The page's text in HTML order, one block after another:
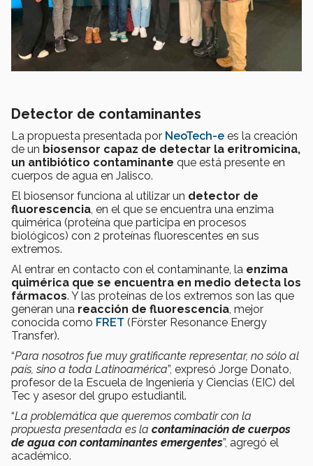
Detector de contaminantes
La propuesta presentada por NeoTech-e es la creación
de un biosensor capaz de detectar la eritromicina,
un antibiótico contaminante que está presente en
cuerpos de agua en Jalisco.
El biosensor funciona al utilizar un detector de
fluorescencia , en el que se encuentra una enzima
quimérica (proteína que participa en procesos
biológicos) con 2 proteínas fluorescentes en sus
extremos.
Al entrar en contacto con el contaminante, la enzima
quimérica que se encuentra en medio detecta los
fármacos. Y las proteínas de los extremos son las que
generan una reacción de fluorescencia , mejor
conocida como FRET (Förster Resonance Energy
Transfer).
“Para nosotros fue muy gratificante representar, no sólo al
país, sino a toda Latinoamérica”, expresó Jorge Donato,
profesor de la Escuela de Ingeniería y Ciencias (EIC) del
Tec y asesor del grupo estudiantil.
“La problemática que queremos combatir con la
propuesta presentada es la contaminación de cuerpos
de agua con contaminantes emergentes”, agregó el
académico.